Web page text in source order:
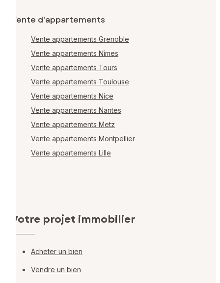
Vente d'appartements
Vente appartements Grenoble
Vente appartements Nîmes
Vente appartements Tours
Vente appartements Toulouse
Vente appartements Nice
Vente appartements Nantes
Vente appartements Metz
Vente appartements Montpellier
Vente appartements Lille
Votre projet immobilier
Acheter un bien
Vendre un bien